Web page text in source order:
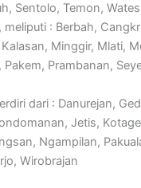
Sentolo, Temon, Wates
meliputi : Berbah,
Minggir, Mlati,
Prambanan,
dari : Danurejan,
Jetis,
Ngampilan,
Wirobrajan